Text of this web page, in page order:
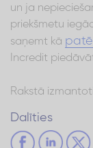
un ja
priekšmetu
saņemt kā
Incredit
Rakstā
Dalīties